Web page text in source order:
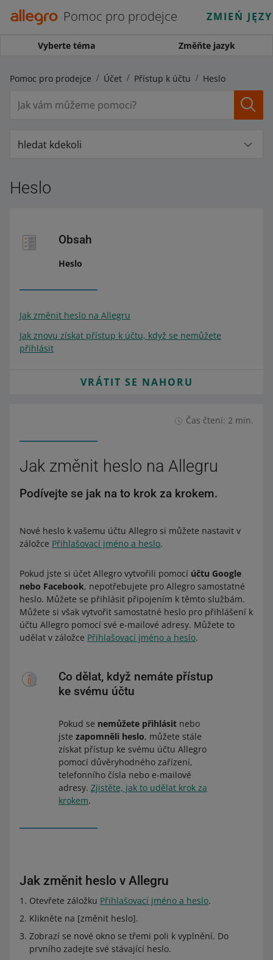
Pomoc pro prodejce ZMIEŃ
Vyberte téma Změňte jazyk
Pomoc pro prodejce Účet Přístup k účtu Heslo
hledat kdekoli
Heslo
Obsah
Heslo
Jak změnit heslo na Allegru
Jak znovu získat přístup k účtu, když se nemůžete
přihlásit
VRÁTIT SE NAHORU
Čas čtení: 2 min.
Jak změnit heslo na Allegru
Podívejte se jak na to krok za krokem.
Nové heslo k vašemu účtu Allegro si můžete nastavit v
záložce Přihlašovací jméno a heslo.
Pokud jste si účet Allegro vytvořili pomocí účtu Google
nebo Facebook, nepotřebujete pro Allegro samostatné
heslo. Můžete se přihlásit připojením k těmto službám.
Můžete si však vytvořit samostatné heslo pro přihlášení k
účtu Allegro pomocí své e-mailové adresy. Můžete to
udělat v záložce Přihlašovací jméno a heslo.
Co dělat, když nemáte přístup
ke svému účtu
Pokud se nemůžete přihlásit nebo
jste zapomněli heslo, můžete stále
získat přístup ke svému účtu Allegro
pomocí důvěryhodného zařízení,
telefonního čísla nebo e-mailové
adresy. Zjistěte, jak to udělat krok za
krokem.
Jak změnit heslo v Allegru
Otevřete záložku Přihlašovací jméno a heslo.
Klikněte na [změnit heslo].
Zobrazí se nové okno se třemi poli k vyplnění. Do
prvního zadejte své stávající heslo.